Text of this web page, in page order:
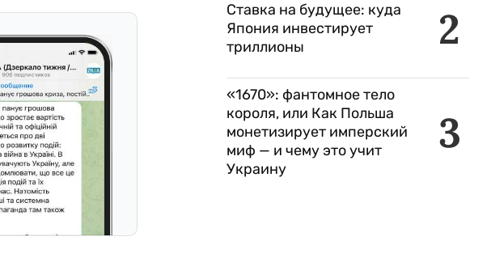
2
Ставка на будущее: куда
Япония инвестирует
триллионы
3
«1670»: фантомное тело
короля, или Как Польша
монетизирует имперский
миф — и чему это учит
Украину